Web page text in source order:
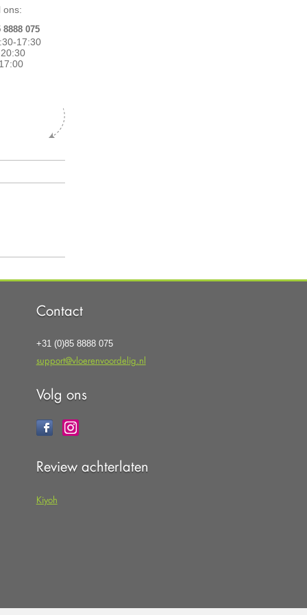
ons:
8888 075
17:30
Contact
+31 (0)85 8888 075
support@vloerenvoordelig.nl
Volg ons
Review achterlaten
Kiyoh